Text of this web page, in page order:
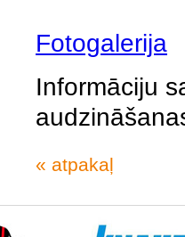
Fotogalerija
Informāciju
« atpakaļ